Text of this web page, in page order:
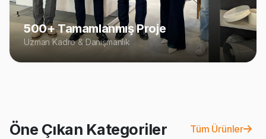
500+ Tamamlanmış Proje
Uzman Kadro & Danışmanlık
Öne Çıkan Kategoriler Tüm Ürünler